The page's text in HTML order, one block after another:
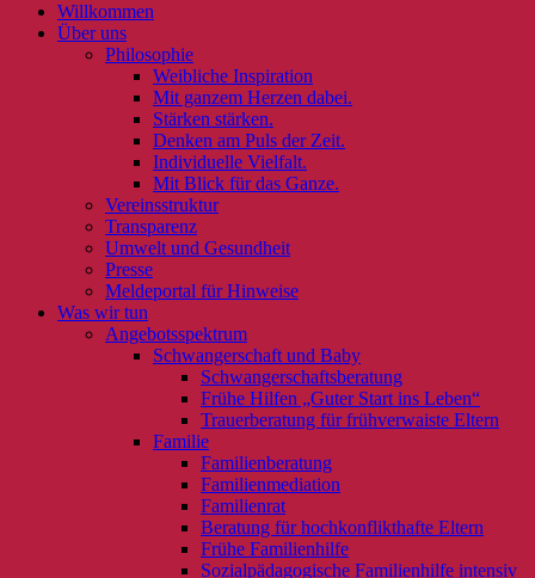
Willkommen
Über uns
Philosophie
Weibliche Inspiration
Mit ganzem Herzen dabei.
Stärken stärken.
Denken am Puls der Zeit.
Individuelle Vielfalt.
Mit Blick für das Ganze.
Vereinsstruktur
Transparenz
Umwelt und Gesundheit
Presse
Meldeportal für Hinweise
Was wir tun
Angebotsspektrum
Schwangerschaft und Baby
Schwangerschaftsberatung
Frühe Hilfen „Guter Start ins Leben“
Trauerberatung für frühverwaiste Eltern
Familie
Familienberatung
Familienmediation
Familienrat
Beratung für hochkonflikthafte Eltern
Frühe Familienhilfe
Sozialpädagogische Familienhilfe intensiv